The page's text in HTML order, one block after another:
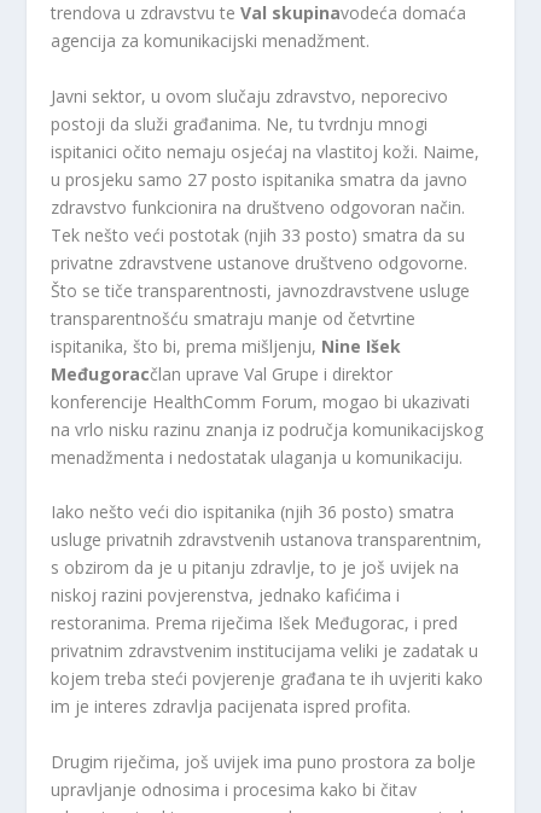
trendova u zdravstvu teVal skupinavodeća domaća
agencija za komunikacijski menadžment.
Javni sektor, u ovom slučaju zdravstvo, neporecivo
postoji da služi građanima. Ne, tu tvrdnju mnogi
ispitanici očito nemaju osjećaj na vlastitoj koži. Naime,
u prosjeku samo 27 posto ispitanika smatra da javno
zdravstvo funkcionira na društveno odgovoran način.
Tek nešto veći postotak (njih 33 posto) smatra da su
privatne zdravstvene ustanove društveno odgovorne.
Što se tiče transparentnosti, javnozdravstvene usluge
transparentnošću smatraju manje od četvrtine
ispitanika, što bi, prema mišljenju, Nine Išek
Međugoracčlan uprave Val Grupe i direktor
konferencije HealthComm Forum, mogao bi ukazivati ​​
na vrlo nisku razinu znanja iz područja komunikacijskog
menadžmenta i nedostatak ulaganja u komunikaciju.
Iako nešto veći dio ispitanika (njih 36 posto) smatra
usluge privatnih zdravstvenih ustanova transparentnim,
s obzirom da je u pitanju zdravlje, to je još uvijek na
niskoj razini povjerenstva, jednako kafićima i
restoranima. Prema riječima Išek Međugorac, i pred
privatnim zdravstvenim institucijama veliki je zadatak u
kojem treba steći povjerenje građana te ih uvjeriti kako
im je interes zdravlja pacijenata ispred profita.
Drugim riječima, još uvijek ima puno prostora za bolje
upravljanje odnosima i procesima kako bi čitav